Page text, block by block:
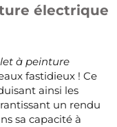
électrique
à peinture
fastidieux ! Ce
ainsi les
un rendu
sa capacité à